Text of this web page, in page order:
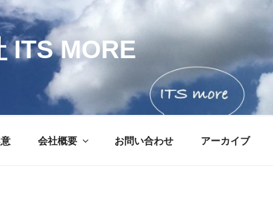
ITS MORE
会社概要 お問い合わせ アーカイブ